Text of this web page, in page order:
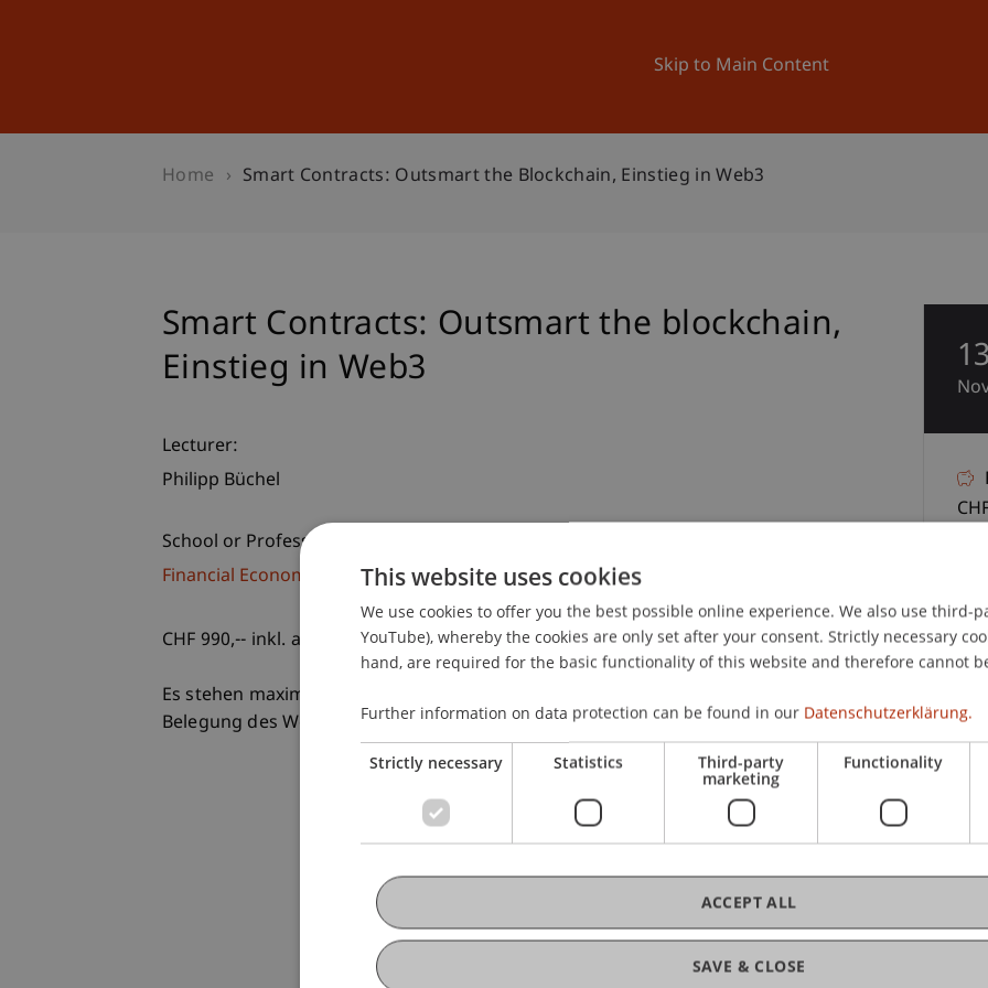
Skip to Main Content
University News and Events
Home Smart Contracts: Outsmart the Blockchain, Einstieg in Web3
Smart Contracts: Outsmart the blockchain,
Einstieg in Web3
Lecturer:
Philipp Büchel
School or Professorship:
Financial Economics
CHF 990,-- inkl. aller Unterlagen
Es stehen maximal 12 Plätze zur Verfügung. Alle Anmeldungen, die nach der vollen
Belegung des Workshops eingehen, werden automatisch auf die Warteliste gesetzt.
13
This website uses cookies
We use cookies to offer you the best possible online experience. We also use third-
YouTube), whereby the cookies are only set after your consent. Strictly necessary
hand, are required for the basic functionality of this website and therefore cannot
Further information on data protection can be found in our Datenschutzerklärung.
Strictly necessary Statistics Third-party
marketing
Functionality
SAVE & CLOSE
ACCEPT ALL